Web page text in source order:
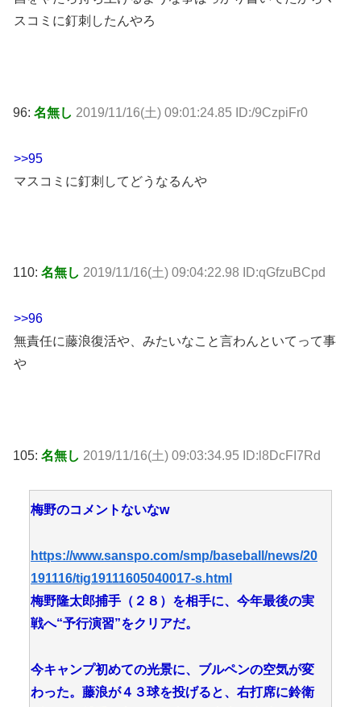
スコミに釘刺したんやろ
96: 名無し 2019/11/16(土) 09:01:24.85 ID:/9CzpiFr0
>>95
マスコミに釘刺してどうなるんや
110: 名無し 2019/11/16(土) 09:04:22.98 ID:qGfzuBCpd
>>96
無責任に藤浪復活や、みたいなこと言わんといてって事
や
105: 名無し 2019/11/16(土) 09:03:34.95 ID:l8DcFI7Rd
梅野のコメントないなw
https://www.sanspo.com/smp/baseball/news/20
191116/tig19111605040017-s.html
梅野隆太郎捕手（２８）を相手に、今年最後の実
戦へ“予行演習”をクリアだ。
今キャンプ初めての光景に、ブルペンの空気が変
わった。藤浪が４３球を投げると、右打席に鈴衛